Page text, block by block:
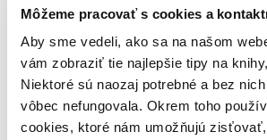
Môžeme pracovať s cookies a
Aby sme vedeli, ako sa na našom
vám zobraziť tie najlepšie tipy na
Niektoré sú naozaj potrebné a bez
vôbec nefungovala. Okrem toho
cookies, ktoré nám umožňujú
Sara Mia Velinská
Elitný prokurátor Andrej má v hľadáčiku
vrecku funkčný morálny kompas a v živote
svojim hodnotám a krásnej manželke, preto
oznámi, že sa cíti zanedbávaná. Následná
Kniha pevná väzba